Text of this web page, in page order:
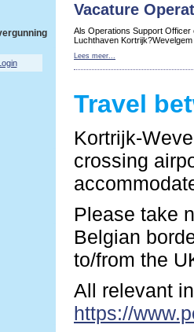
Vacature
Als Operations Support Officer
Luchthaven
Lees meer...
Travel
Kortrijk-
crossing
Please take
Belgian
to/from the
All relevant
https://